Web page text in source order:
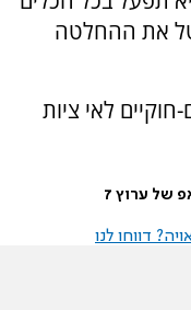
את ההחלטה
לאי ציות
של ערוץ 7
דווחו לנו